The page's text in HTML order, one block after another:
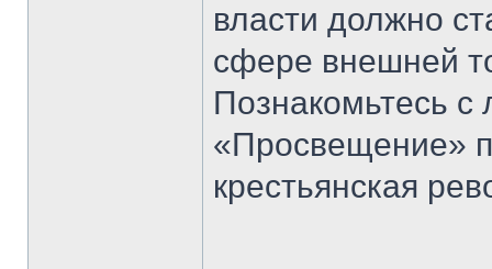
власти должно
сфере внешней
Познакомьтесь с
«Просвещение»
крестьянская